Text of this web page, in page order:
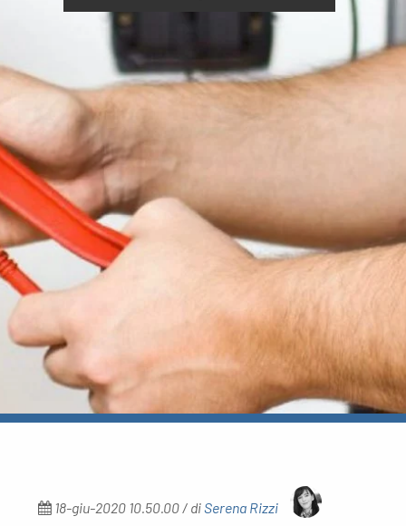
18-giu-2020 10.50.00 / diSerena Rizzi